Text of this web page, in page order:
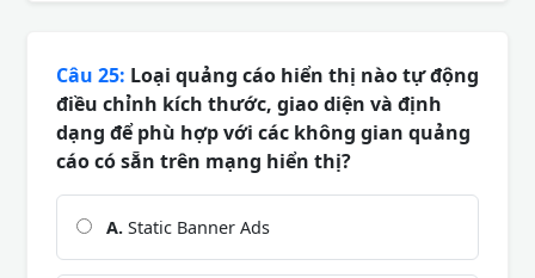
Câu 25: Loại quảng cáo hiển thị nào tự động
điều chỉnh kích thước, giao diện và định
dạng để phù hợp với các không gian quảng
cáo có sẵn trên mạng hiển thị?
A. Static Banner Ads